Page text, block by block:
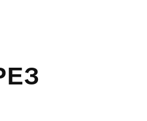
ЗА ДРЕЗДЕН
ЗА ФРАНКФУРТ